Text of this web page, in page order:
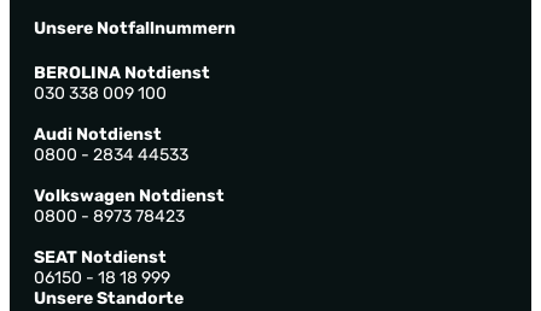
Unsere Notfallnummern
BEROLINA Notdienst
030 338 009 100
Audi Notdienst
0800 - 2834 44533
Volkswagen Notdienst
0800 - 8973 78423
SEAT Notdienst
06150 - 18 18 999
Unsere Standorte